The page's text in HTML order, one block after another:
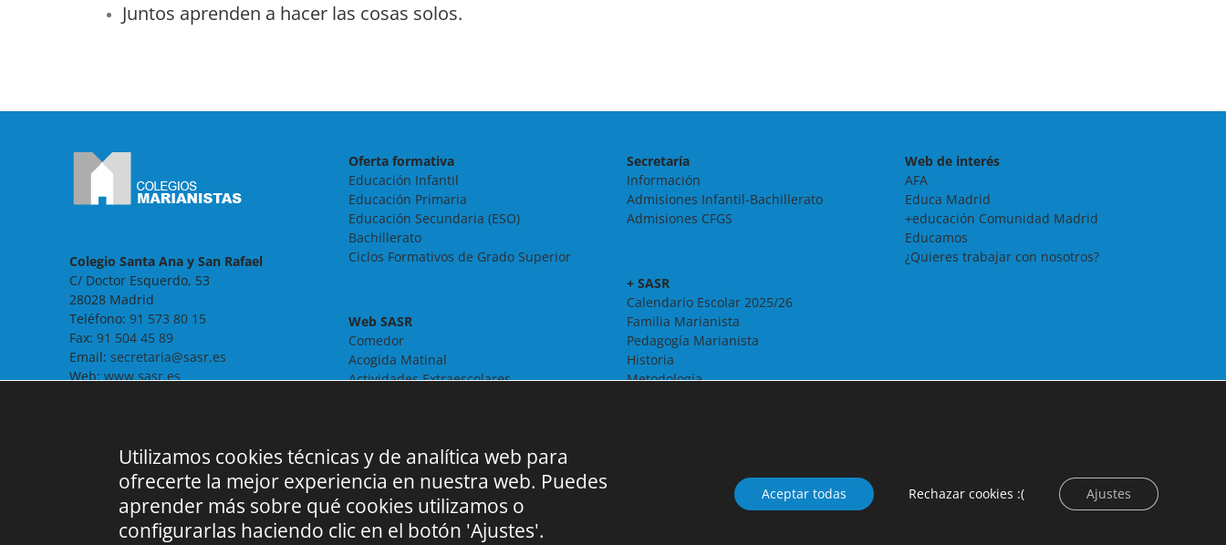
Juntos aprenden a hacer las cosas solos.
Colegio Santa Ana y San Rafael
C/ Doctor Esquerdo, 53
28028 Madrid
Teléfono:91 573 80 15
Fax:91 504 45 89
Email:secretaria@sasr.es
Web:www.sasr.es
Oferta formativa
Educación Infantil
Educación Primaria
Educación Secundaria (ESO)
Bachillerato
Ciclos Formativos de Grado Superior
Web SASR
Comedor
Acogida Matinal
Actividades Extraescolares
Secretaría
Información
Admisiones Infantil-Bachillerato
Admisiones CFGS
+ SASR
Calendario Escolar 2025/26
Familia Marianista
Pedagogía Marianista
Historia
Metodología
Web de interés
AFA
Educa Madrid
+educación Comunidad Madrid
Educamos
¿Quieres trabajar con nosotros?
Utilizamos cookies técnicas y de analítica web para
ofrecerte la mejor experiencia en nuestra web. Puedes
aprender más sobre qué cookies utilizamos o
configurarlas haciendo clic en el botón 'Ajustes'.
Aceptar todas Rechazar cookies :( Ajustes